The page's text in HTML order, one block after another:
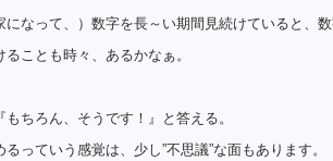
になって、）数字を長～い期間見続けていると、
ことも時々、あるかなぁ。
ちろん、そうです！』と答える。
っていう感覚は、少し”不思議”な面もあります。